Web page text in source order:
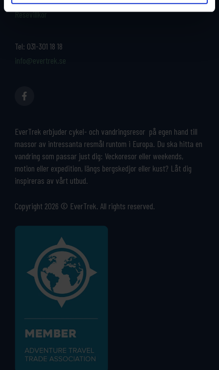
Tel: 031-301 18 18
info@evertrek.se
EverTrek erbjuder cykel- och vandringsresor på egen hand till
massor av intressanta resmål runtom i Europa. Du ska hitta en
vandring som passar just dig: Veckoresor eller weekends,
motion eller expedition, längs bergskedjor eller kust? Låt dig
inspireras av vårt utbud.
Copyright 2026 © EverTrek. All rights reserved.
Resevillkor